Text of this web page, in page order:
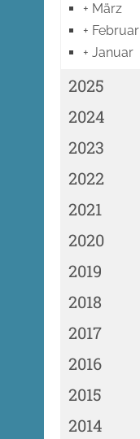
+ März
+ Februar
+ Januar
2025
2024
2023
2022
2021
2020
2019
2018
2017
2016
2015
2014